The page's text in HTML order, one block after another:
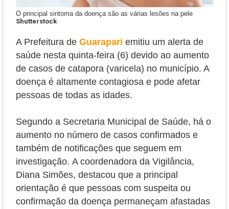
O principal sintoma da doença são as várias lesões na pele
Shutterstock
A Prefeitura de Guarapari emitiu um alerta de
saúde nesta quinta-feira (6) devido ao aumento
de casos de catapora (varicela) no município. A
doença é altamente contagiosa e pode afetar
pessoas de todas as idades.
Segundo a Secretaria Municipal de Saúde, há o
aumento no número de casos confirmados e
também de notificações que seguem em
investigação. A coordenadora da Vigilância,
Diana Simões, destacou que a principal
orientação é que pessoas com suspeita ou
confirmação da doença permaneçam afastadas